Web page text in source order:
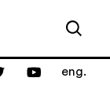
eng.